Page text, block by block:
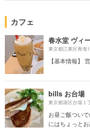
カフェ
春水堂 ヴィ
東京都江東区青海
【基本情報】
bills お台場
東京都港区台場１
お昼ご飯つい
にはちょっとお